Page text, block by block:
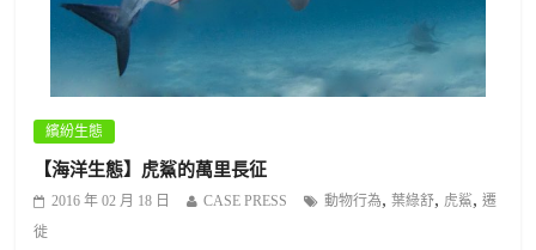
繽紛生態
【海洋生態】虎鯊的萬里長征
2016 年 02 月 18 日 CASE PRESS 動物行為,葉綠舒, 虎鯊,遷
徙